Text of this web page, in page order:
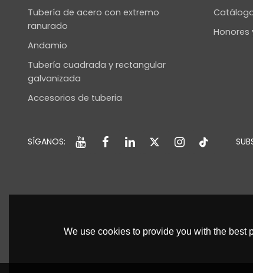
Tubería de acero con extremo
ranurado
Andamio
Tubería cuadrada y rectangular
galvanizada
Accesorios de tuberia
SÍGANOS:
We use cookies to provide you with the best